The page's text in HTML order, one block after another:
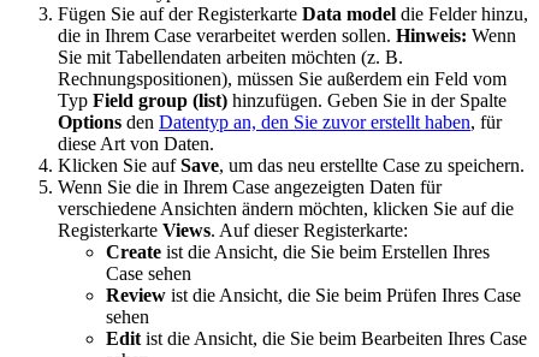
Fügen Sie auf der Registerkarte Data model die Felder hinzu,
die in Ihrem Case verarbeitet werden sollen. Hinweis: Wenn
Sie mit Tabellendaten arbeiten möchten (z. B.
Rechnungspositionen), müssen Sie außerdem ein Feld vom
Typ Field group (list) hinzufügen. Geben Sie in der Spalte
Options den Datentyp an, den Sie zuvor erstellt haben, für
diese Art von Daten.
Klicken Sie aufSave, um das neu erstellte Case zu speichern.
Wenn Sie die in Ihrem Case angezeigten Daten für
verschiedene Ansichten ändern möchten, klicken Sie auf die
Registerkarte Views. Auf dieser Registerkarte:
Create ist die Ansicht, die Sie beim Erstellen Ihres
Case sehen
Review ist die Ansicht, die Sie beim Prüfen Ihres Case
sehen
Editist die Ansicht, die Sie beim Bearbeiten Ihres Case